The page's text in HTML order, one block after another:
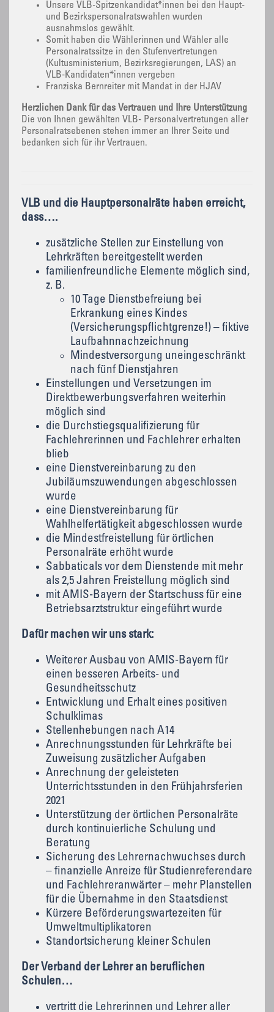
Unsere VLB-Spitzenkandidat*innen bei den Haupt-
und Bezirkspersonalratswahlen wurden
ausnahmslos gewählt.
Somit haben die Wählerinnen und Wähler alle
Personalratssitze in den Stufenvertretungen
(Kultusministerium, Bezirksregierungen, LAS) an
VLB-Kandidaten*innen vergeben
Franziska Bernreiter mit Mandat in der HJAV
Herzlichen Dank für das Vertrauen und Ihre Unterstützung
Die von Ihnen gewählten VLB- Personalvertretungen aller
Personalratsebenen stehen immer an Ihrer Seite und
bedanken sich für ihr Vertrauen.
VLB und die Hauptpersonalräte haben erreicht,
dass….
zusätzliche Stellen zur Einstellung von
Lehrkräften bereitgestellt werden
familienfreundliche Elemente möglich sind,
z. B.
10 Tage Dienstbefreiung bei
Erkrankung eines Kindes
(Versicherungspflichtgrenze!) – fiktive
Laufbahnnachzeichnung
Mindestversorgung uneingeschränkt
nach fünf Dienstjahren
Einstellungen und Versetzungen im
Direktbewerbungsverfahren weiterhin
möglich sind
die Durchstiegsqualifizierung für
Fachlehrerinnen und Fachlehrer erhalten
blieb
eine Dienstvereinbarung zu den
Jubiläumszuwendungen abgeschlossen
wurde
eine Dienstvereinbarung für
Wahlhelfertätigkeit abgeschlossen wurde
die Mindestfreistellung für örtlichen
Personalräte erhöht wurde
Sabbaticals vor dem Dienstende mit mehr
als 2,5 Jahren Freistellung möglich sind
mit AMIS-Bayern der Startschuss für eine
Betriebsarztstruktur eingeführt wurde
Dafür machen wir uns stark:
Weiterer Ausbau von AMIS-Bayern für
einen besseren Arbeits- und
Gesundheitsschutz
Entwicklung und Erhalt eines positiven
Schulklimas
Stellenhebungen nach A14
Anrechnungsstunden für Lehrkräfte bei
Zuweisung zusätzlicher Aufgaben
Anrechnung der geleisteten
Unterrichtsstunden in den Frühjahrsferien
2021
Unterstützung der örtlichen Personalräte
durch kontinuierliche Schulung und
Beratung
Sicherung des Lehrernachwuchses durch
– finanzielle Anreize für Studienreferendare
und Fachlehreranwärter – mehr Planstellen
für die Übernahme in den Staatsdienst
Kürzere Beförderungswartezeiten für
Umweltmultiplikatoren
Standortsicherung kleiner Schulen
Der Verband der Lehrer an beruflichen
Schulen…
vertritt die Lehrerinnen und Lehrer aller